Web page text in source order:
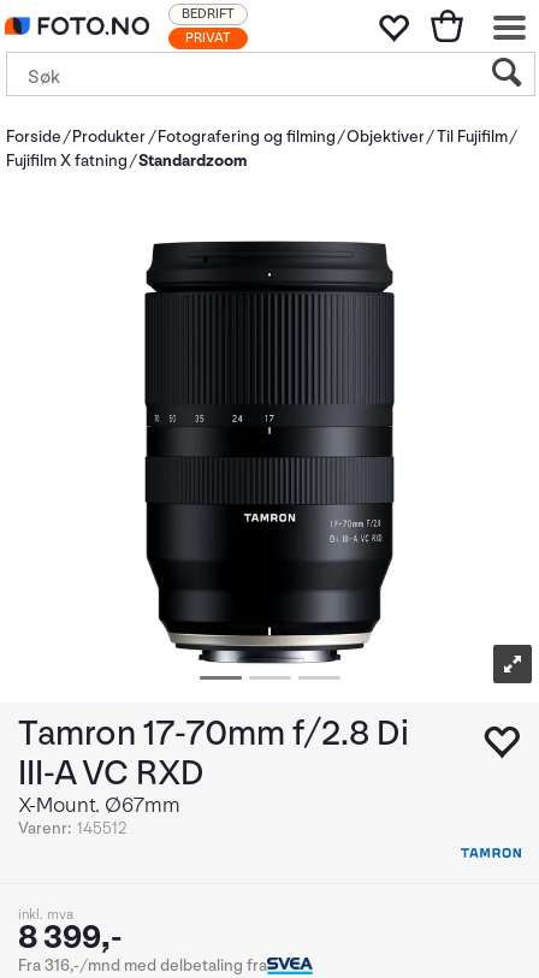
PRIVAT
BEDRIFT
Forside Produkter Fotografering og filming Objektiver Til Fujifilm
Fujifilm X fatning
Standardzoom
Tamron 17-70mm f/2.8 Di
III-A VC RXD
X-Mount. Ø67mm
Varenr: 145512
inkl. mva
8 399,-
Fra 316,-/mnd med delbetaling fra